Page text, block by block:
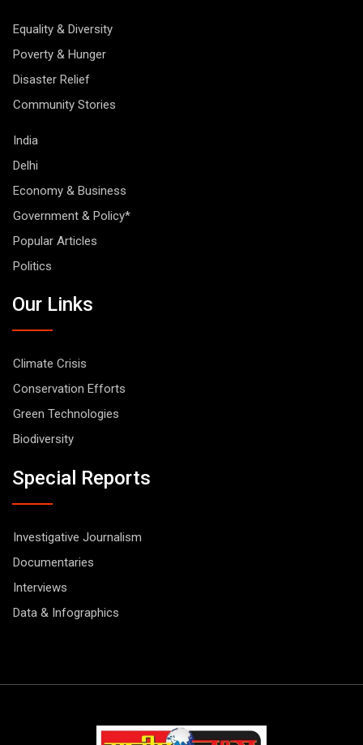
Equality & Diversity
Poverty & Hunger
Disaster Relief
Community Stories
India
Delhi
Economy & Business
Government & Policy*
Popular Articles
Politics
Our Links
Climate Crisis
Conservation Efforts
Green Technologies
Biodiversity
Special Reports
Investigative Journalism
Documentaries
Interviews
Data & Infographics